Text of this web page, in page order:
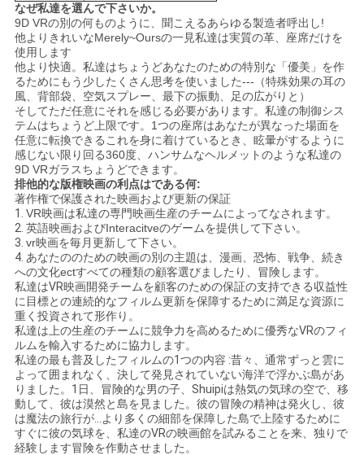
なぜ私達を選んで下さいか。
9D VRの別の何ものように、聞こえるあらゆる製造者呼出し!
他よりきれいなMerely~Oursの一見私達は実質の革、座席だけを
使用します
他より快適。私達はちょうどあなたのための特別な「優美」を作
るためにもう少したくさん思考を使いました---（特殊効果の耳の
風、背部袋、空気スプレー、最下の振動、足の広がりと）
そしてただ任意にそれを感じる必要があります。私達の制御シス
テムはちょうど上限です。1つの座席はあなたが異なった場面を
任意に転換できるこれを身に着けているとき、眩暈がするように
感じない限り回る360度、ハンサムなヘルメットのような私達の
9D VRガラスちょうどできます。
排他的な版権映画の利点はである何:
著作権で保護された映画および更新の保証
1. VR映画は私達の専門映画生産のチームによってなされます。
2. 英語映画およびInteracitveのゲームを提供して下さい。
3. vr映画を毎月更新して下さい。
4. あなたののための映画の別の主題は、漫画、恐怖、戦争、続き
への文化ectすべての種類の顧客選びましたり、冒険します。
私達はVR映画開発チームを顧客のための保証の支持できる収益性
に目標との連続的なフィルム更新を保障するために満足な資源に
重く投資されて形作り。
私達は上の生産のチームに競争力を高めるために優秀なVRのフィ
ルムを輸入するために協力します。
私達の最も普及したフィルムの1つの内容 :昔々、通常ずっと雲に
よって囲まれなく、決して発見されていない海洋で浮かぶ島があ
りました。1日、冒険的な男の子、Shuipiは熱気の気球の空で、移
動して、彼は漠然と島を見ました。彼の冒険の精神は発火し、彼
は魔法の旅行が…より多くの細部を保障した島で上陸するために
すぐに彼の気球を、私達のVRの映画館を試みることを来、独りで
経験します冒険を作動させました。